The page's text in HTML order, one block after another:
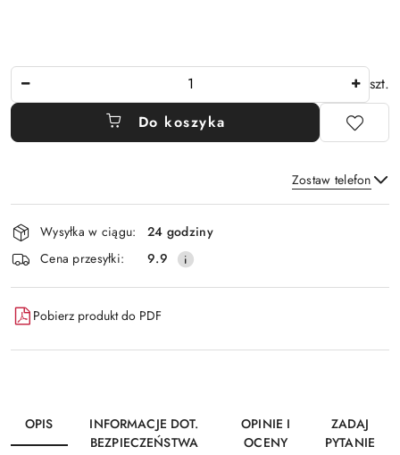
szt.
Do koszyka
Zostaw telefon
Wyślij
Dostępność
i
dostawa
Wysyłka w ciągu:
24 godziny
Cena przesyłki:
9.9
Pobierz produkt do PDF
OPIS
INFORMACJE DOT.
BEZPIECZEŃSTWA
OPINIE I
OCENY
ZADAJ
PYTANIE